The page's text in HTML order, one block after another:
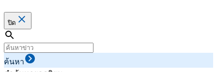
ปิด
ค้นหา